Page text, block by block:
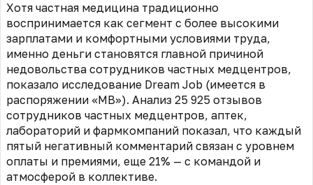
Хотя частная медицина традиционно
воспринимается как сегмент с более высокими
зарплатами и комфортными условиями труда,
именно деньги становятся главной причиной
недовольства сотрудников частных медцентров,
показало исследование Dream Job (имеется в
распоряжении «МВ»). Анализ 25 925 отзывов
сотрудников частных медцентров, аптек,
лабораторий и фармкомпаний показал, что каждый
пятый негативный комментарий связан с уровнем
оплаты и премиями, еще 21% — с командой и
атмосферой в коллективе.